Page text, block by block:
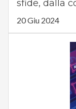
sfide, dalla
20 Giu 2024